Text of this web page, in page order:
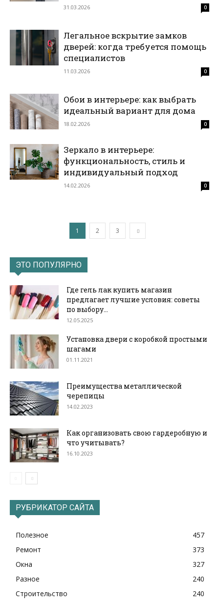
31.03.2026 0
Легальное вскрытие замков
дверей: когда требуется помощь
специалистов
11.03.2026 0
Обои в интерьере: как выбрать
идеальный вариант для дома
18.02.2026 0
Зеркало в интерьере:
функциональность, стиль и
индивидуальный подход
14.02.2026 0
1 2 3
ЭТО ПОПУЛЯРНО
Где гель лак купить магазин
предлагает лучшие условия: советы
по выбору...
12.05.2025
Установка двери с коробкой простыми
шагами
01.11.2021
Преимущества металлической
черепицы
14.02.2023
Как организовать свою гардеробную и
что учитывать?
16.10.2023
РУБРИКАТОР САЙТА
Полезное
457
Ремонт
373
Окна
327
Разное
240
Строительство
240